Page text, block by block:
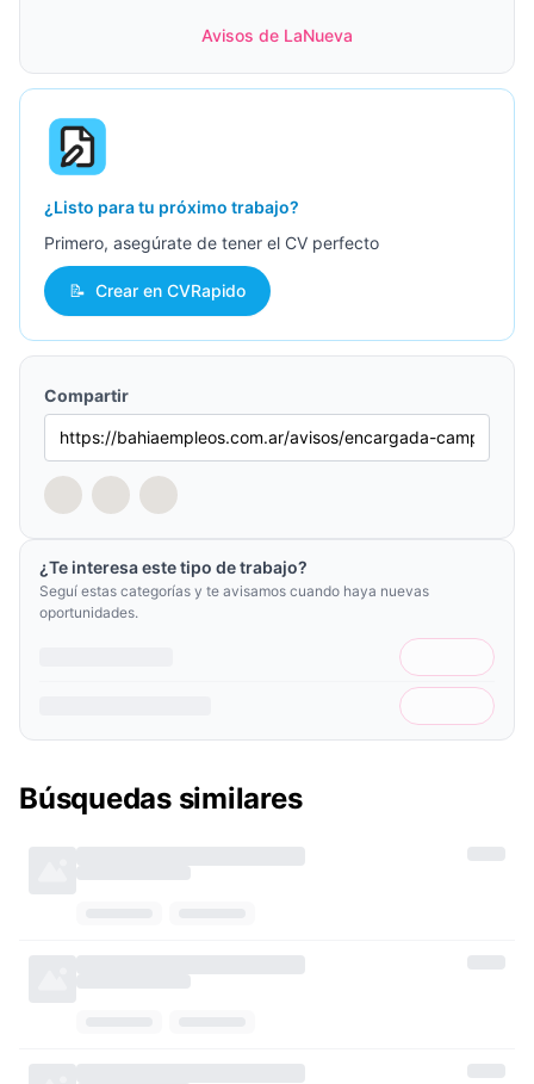
Avisos de LaNueva
¿Listo para tu próximo trabajo?
Primero, asegúrate de tener el CV perfecto
📝 Crear en CVRapido
Compartir
¿Te interesa este tipo de trabajo?
Seguí estas categorías y te avisamos cuando haya nuevas
oportunidades.
Búsquedas similares